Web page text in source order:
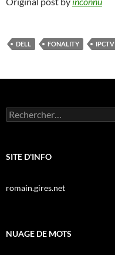
DELL FONALITY IPCTV
Rechercher :
SITE D'INFO
romain.gires.net
NUAGE DE MOTS